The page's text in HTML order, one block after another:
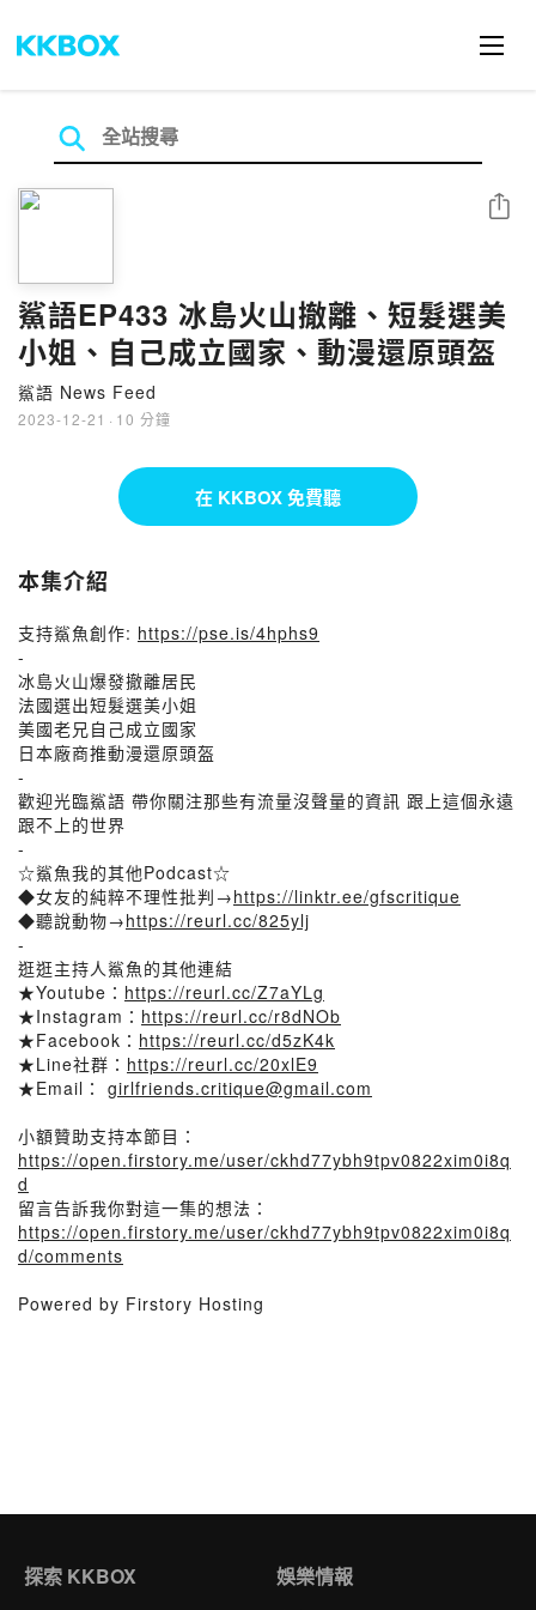
鯊語EP433 冰島火山撤離、短髮選美
小姐、自己成立國家、動漫還原頭盔
鯊語 News Feed
2023-12-21 · 10 分鐘
分享
在 KKBOX 免費聽
本集介紹
支持鯊魚創作: https://pse.is/4hphs9
-
冰島火山爆發撤離居民
法國選出短髮選美小姐
美國老兄自己成立國家
日本廠商推動漫還原頭盔
-
歡迎光臨鯊語 帶你關注那些有流量沒聲量的資訊 跟上這個永遠
跟不上的世界
-
☆鯊魚我的其他Podcast☆
◆女友的純粹不理性批判→https://linktr.ee/gfscritique
◆聽說動物→https://reurl.cc/825ylj
-
逛逛主持人鯊魚的其他連結
★Youtube： https://reurl.cc/Z7aYLg
★Instagram： https://reurl.cc/r8dNOb
★Facebook： https://reurl.cc/d5zK4k
★Line社群： https://reurl.cc/20xlE9
★Email： girlfriends.critique@gmail.com
小額贊助支持本節目：
https://open.firstory.me/user/ckhd77ybh9tpv0822xim0i8q
d
留言告訴我你對這一集的想法：
https://open.firstory.me/user/ckhd77ybh9tpv0822xim0i8q
d/comments
Powered by Firstory Hosting
探索 KKBOX 娛樂情報